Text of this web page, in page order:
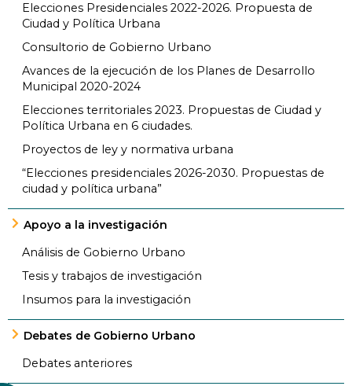
Elecciones Presidenciales 2022-2026. Propuesta de
Ciudad y Política Urbana
Consultorio de Gobierno Urbano
Avances de la ejecución de los Planes de Desarrollo
Municipal 2020-2024
Elecciones territoriales 2023. Propuestas de Ciudad y
Política Urbana en 6 ciudades.
Proyectos de ley y normativa urbana
“Elecciones presidenciales 2026-2030. Propuestas de
ciudad y política urbana”
Apoyo a la investigación
Análisis de Gobierno Urbano
Tesis y trabajos de investigación
Insumos para la investigación
Debates de Gobierno Urbano
Debates anteriores